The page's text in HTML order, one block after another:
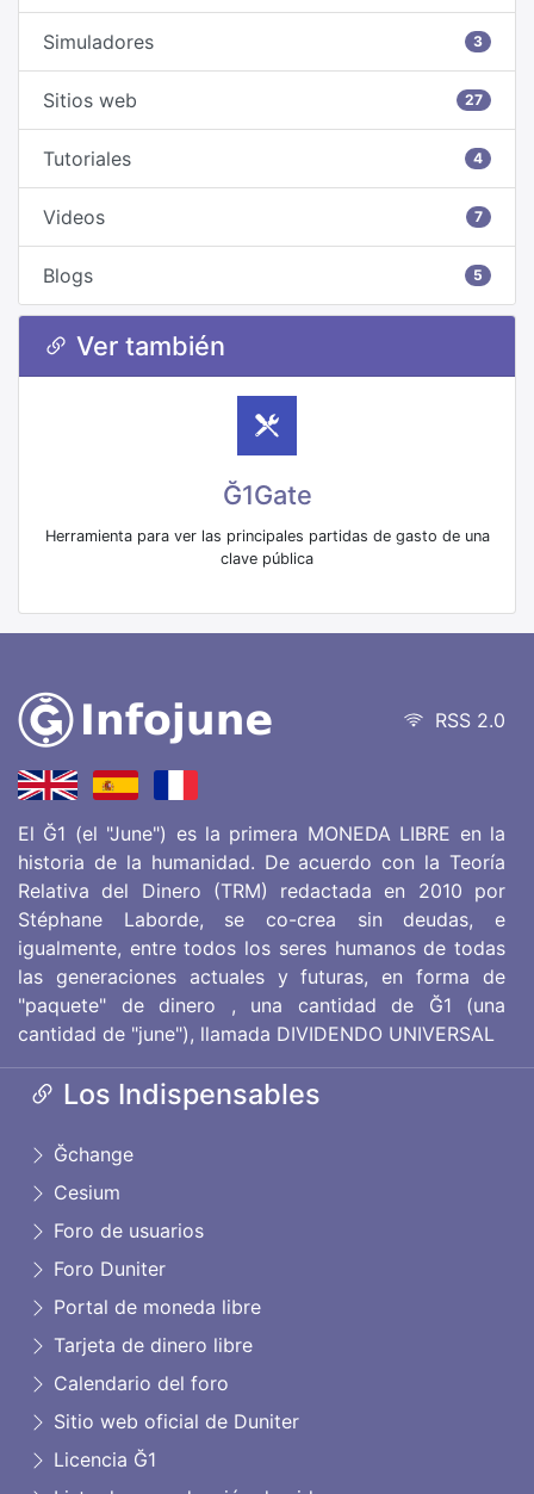
Simuladores 3
Sitios web 27
Tutoriales 4
Videos 7
Blogs 5
Ver también
Ğ1Gate
Herramienta para ver las principales partidas de gasto de una
clave pública
RSS 2.0
El Ğ1 (el "June") es la primera MONEDA LIBRE en la
historia de la humanidad. De acuerdo con la Teoría
Relativa del Dinero (TRM) redactada en 2010 por
Stéphane Laborde, se co-crea sin deudas, e
igualmente, entre todos los seres humanos de todas
las generaciones actuales y futuras, en forma de
"paquete" de dinero , una cantidad de Ğ1 (una
cantidad de "june"), llamada DIVIDENDO UNIVERSAL
Los Indispensables
Ğchange
Cesium
Foro de usuarios
Foro Duniter
Portal de moneda libre
Tarjeta de dinero libre
Calendario del foro
Sitio web oficial de Duniter
Licencia Ğ1